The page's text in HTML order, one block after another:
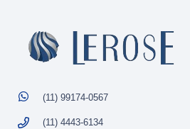
(11) 99174-0567
(11) 4443-6134